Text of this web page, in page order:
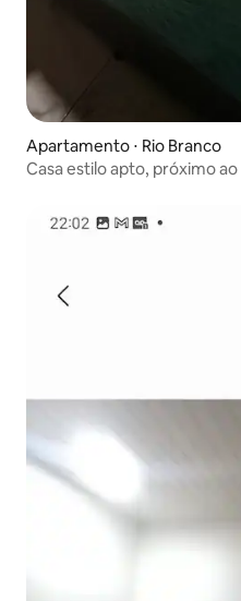
Apartamento ⋅ Rio Branco
Casa estilo apto, próximo